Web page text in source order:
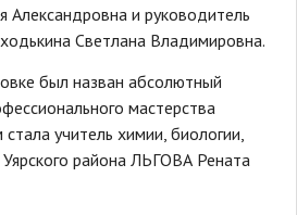
Александровна и руководитель
Светлана Владимировна.
был назван абсолютный
мастерства
учитель химии, биологии,
района ЛЬГОВА Рената